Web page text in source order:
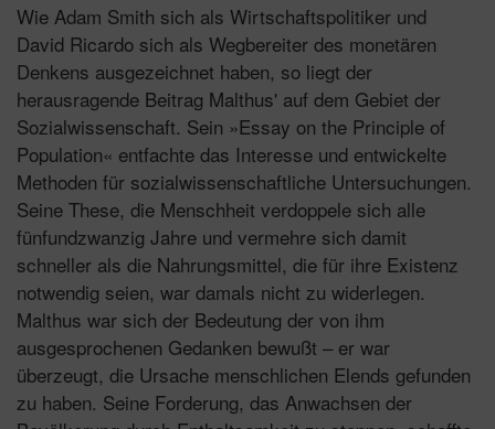
Wie Adam Smith sich als Wirtschaftspolitiker und
David Ricardo sich als Wegbereiter des monetären
Denkens ausgezeichnet haben, so liegt der
herausragende Beitrag Malthus' auf dem Gebiet der
Sozialwissenschaft. Sein »Essay on the Principle of
Population« entfachte das Interesse und entwickelte
Methoden für sozialwissenschaftliche Untersuchungen.
Seine These, die Menschheit verdoppele sich alle
fünfundzwanzig Jahre und vermehre sich damit
schneller als die Nahrungsmittel, die für ihre Existenz
notwendig seien, war damals nicht zu widerlegen.
Malthus war sich der Bedeutung der von ihm
ausgesprochenen Gedanken bewußt – er war
überzeugt, die Ursache menschlichen Elends gefunden
zu haben. Seine Forderung, das Anwachsen der